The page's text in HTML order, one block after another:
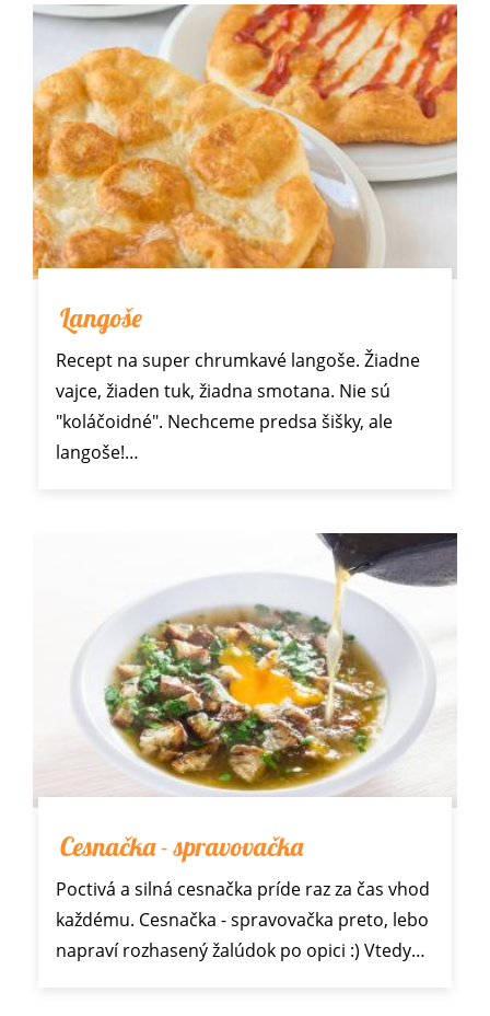
Langoše
Recept na super chrumkavé langoše. Žiadne
vajce, žiaden tuk, žiadna smotana. Nie sú
"koláčoidné". Nechceme predsa šišky, ale
langoše!…
Cesnačka - spravovačka
Poctivá a silná cesnačka príde raz za čas vhod
každému. Cesnačka - spravovačka preto, lebo
napraví rozhasený žalúdok po opici :) Vtedy…